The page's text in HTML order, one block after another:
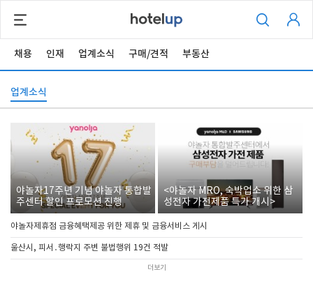
채용 인재 업계소식 구매/견적 부동산
업계소식
야놀자17주년 기념 야놀자 통합발
주센터 할인 프로모션 진행
<야놀자 MRO, 숙박업소 위한 삼
성전자 가전제품 특가 개시>
야놀자제휴점 금융혜택제공 위한 제휴 및 금융서비스 게시
울산시, 피서․행락지 주변 불법행위 19건 적발
더보기